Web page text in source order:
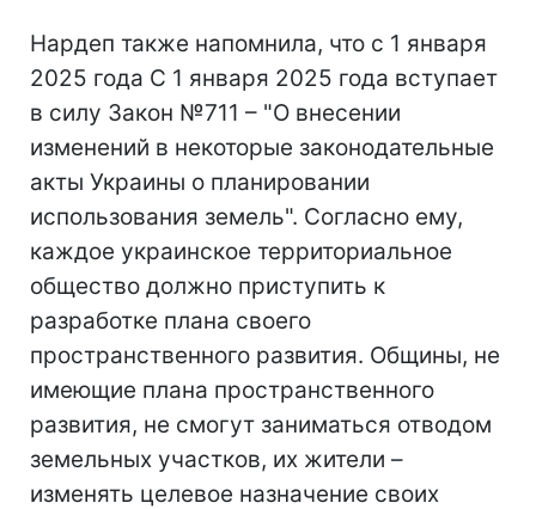
Нардеп также напомнила, что с 1 января
2025 года С 1 января 2025 года вступает
в силу Закон №711 – "О внесении
изменений в некоторые законодательные
акты Украины о планировании
использования земель". Согласно ему,
каждое украинское территориальное
общество должно приступить к
разработке плана своего
пространственного развития. Общины, не
имеющие плана пространственного
развития, не смогут заниматься отводом
земельных участков, их жители –
изменять целевое назначение своих